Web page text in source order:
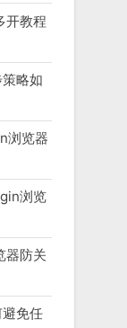
开教程
略如
浏览器
浏览
器防关
免任